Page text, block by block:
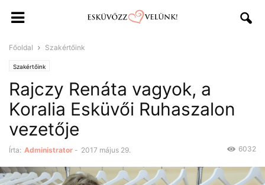
Főoldal Szakértőink
Szakértőink
Rajczy Renáta vagyok, a
Koralia Esküvői Ruhaszalon
vezetője
Írta: Administrator - 2017 május 29. 6032